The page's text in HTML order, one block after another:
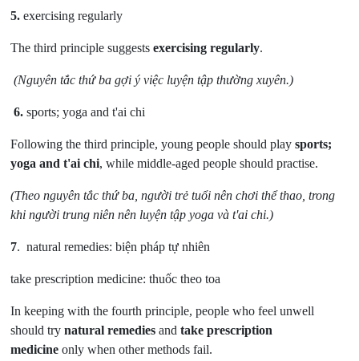
5. exercising regularly
The third principle suggestsexercising regularly.
(Nguyên tắc thứ ba gợi ý việc luyện tập thường xuyên.)
6. sports; yoga and t'ai chi
Following the third principle, young people should playsports;
yoga and t'ai chi, while middle-aged people should practise.
(Theo nguyên tắc thứ ba, người trẻ tuổi nên chơi thể thao, trong
khi người trung niên nên luyện tập yoga và t'ai chi.)
7. natural remedies: biện pháp tự nhiên
take prescription medicine: thuốc theo toa
In keeping with the fourth principle, people who feel unwell
should trynatural remedies andtake prescription
medicine only when other methods fail.